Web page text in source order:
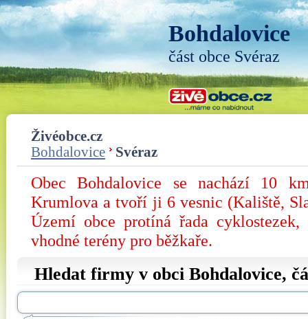
Bohdalovice
část obce Svéraz
Živéobce.cz
Bohdalovice
Svéraz
Obec Bohdalovice se nachází 10
Krumlova a tvoří ji 6 vesnic (Kaliště,
Území obce protíná řada
vhodné terény pro běžkaře.
Hledat firmy v obci Bohdalovice,